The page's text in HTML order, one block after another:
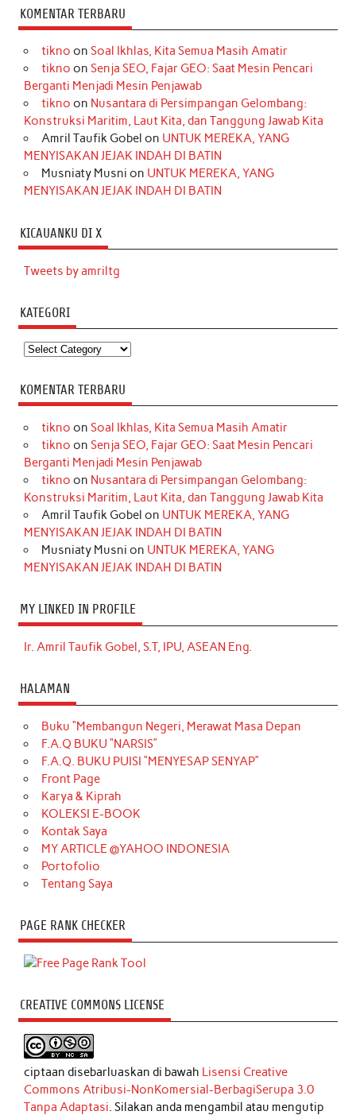
KOMENTAR TERBARU
tikno on Soal Ikhlas, Kita Semua Masih Amatir
tikno on Senja SEO, Fajar GEO: Saat Mesin Pencari
Berganti Menjadi Mesin Penjawab
tikno on Nusantara di Persimpangan Gelombang:
Konstruksi Maritim, Laut Kita, dan Tanggung Jawab Kita
Amril Taufik Gobel on UNTUK MEREKA, YANG
MENYISAKAN JEJAK INDAH DI BATIN
Musniaty Musni on UNTUK MEREKA, YANG
MENYISAKAN JEJAK INDAH DI BATIN
KICAUANKU DI X
Tweets by amriltg
KATEGORI
Kategori
KOMENTAR TERBARU
tikno on Soal Ikhlas, Kita Semua Masih Amatir
tikno on Senja SEO, Fajar GEO: Saat Mesin Pencari
Berganti Menjadi Mesin Penjawab
tikno on Nusantara di Persimpangan Gelombang:
Konstruksi Maritim, Laut Kita, dan Tanggung Jawab Kita
Amril Taufik Gobel on UNTUK MEREKA, YANG
MENYISAKAN JEJAK INDAH DI BATIN
Musniaty Musni on UNTUK MEREKA, YANG
MENYISAKAN JEJAK INDAH DI BATIN
MY LINKED IN PROFILE
Ir. Amril Taufik Gobel, S.T, IPU, ASEAN Eng.
HALAMAN
Buku “Membangun Negeri, Merawat Masa Depan
F.A.Q BUKU “NARSIS”
F.A.Q. BUKU PUISI “MENYESAP SENYAP”
Front Page
Karya & Kiprah
KOLEKSI E-BOOK
Kontak Saya
MY ARTICLE @YAHOO INDONESIA
Portofolio
Tentang Saya
PAGE RANK CHECKER
CREATIVE COMMONS LICENSE
ciptaan disebarluaskan di bawah Lisensi Creative
Commons Atribusi-NonKomersial-BerbagiSerupa 3.0
Tanpa Adaptasi. Silakan anda mengambil atau mengutip